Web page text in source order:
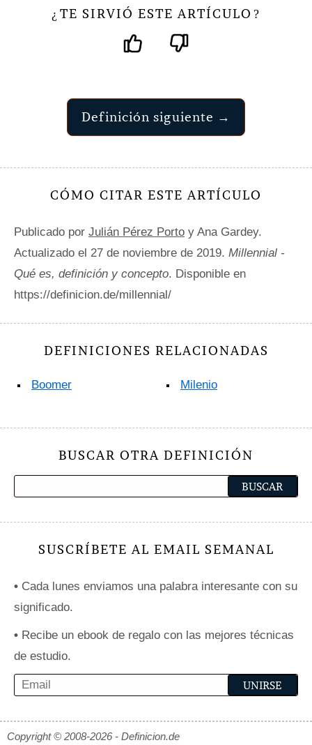
¿ TE SIRVIÓ ESTE ARTÍCULO ?
Definición siguiente →
CÓMO CITAR ESTE ARTÍCULO
Publicado por Julián Pérez Porto y Ana Gardey.
Actualizado el 27 de noviembre de 2019. Millennial -
Qué es, definición y concepto. Disponible en
https://definicion.de/millennial/
DEFINICIONES RELACIONADAS
Boomer Milenio
BUSCAR OTRA DEFINICIÓN
SUSCRÍBETE AL EMAIL SEMANAL
• Cada lunes enviamos una palabra interesante con su
significado.
• Recibe un ebook de regalo con las mejores técnicas
de estudio.
Copyright © 2008-2026 - Definicion.de